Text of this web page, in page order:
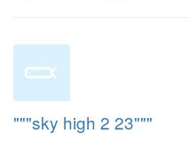
"""sky high 2 23"""